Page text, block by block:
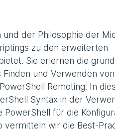
und der Philosophie der
zu den erweiterten
Sie erlernen die
und Verwenden von
Remoting. In
Syntax in der
für die
vermitteln wir die Best-